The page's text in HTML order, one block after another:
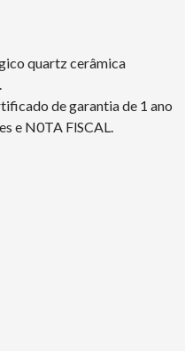
quartz cerâmica
de garantia de 1 ano
e N0TA FlSCAL.